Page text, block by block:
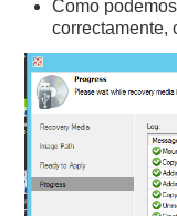
Como
correctamente,